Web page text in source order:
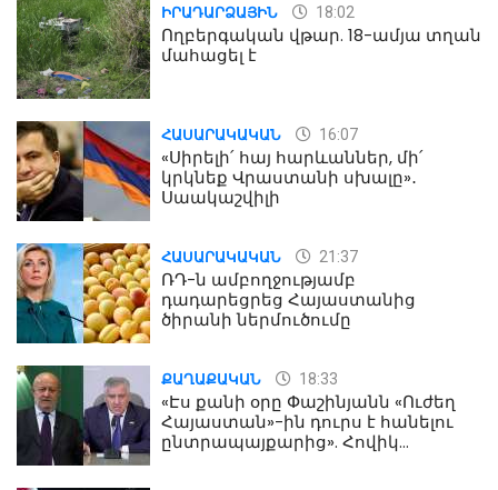
ԻՐԱԴԱՐՁԱՅԻՆ 18:02
Ողբերգական վթար. 18-ամյա տղան
մահացել է
ՀԱՍԱՐԱԿԱԿԱՆ 16:07
«Սիրելի՛ հայ հարևաններ, մի՛
կրկնեք Վրաստանի սխալը»․
Սաակաշվիլի
ՀԱՍԱՐԱԿԱԿԱՆ 21:37
ՌԴ-ն ամբողջությամբ
դադարեցրեց Հայաստանից
ծիրանի ներմուծումը
ՔԱՂԱՔԱԿԱՆ 18:33
«Էս քանի օրը Փաշինյանն «Ուժեղ
Հայաստան»-ին դուրս է հանելու
ընտրապայքարից». Հովիկ